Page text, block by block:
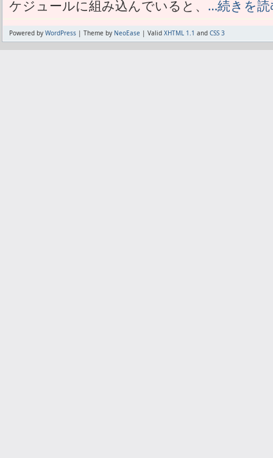
ケジュールに組み込んでいると、 …続きを
Powered by WordPress | Theme by NeoEase | Valid XHTML 1.1 and CSS 3